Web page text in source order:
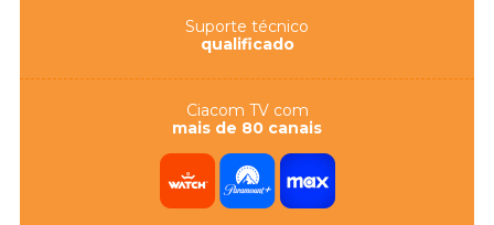
Suporte técnico
qualificado
Ciacom TV com
mais de 80 canais